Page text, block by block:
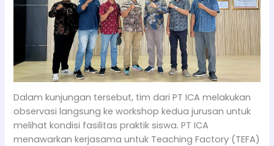
Dalam kunjungan tersebut, tim dari PT ICA melakukan
observasi langsung ke workshop kedua jurusan untuk
melihat kondisi fasilitas praktik siswa. PT ICA
menawarkan kerjasama untuk Teaching Factory (TEFA)